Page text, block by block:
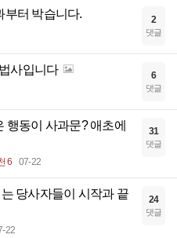
부터 박습니다. 2
댓글
사입니다 6
댓글
행동이 사과문? 애초에
6 07-22
31
댓글
당사자들이 시작과 끝
22
24
댓글